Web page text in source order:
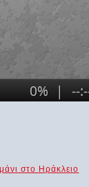
στο Ηράκλειο